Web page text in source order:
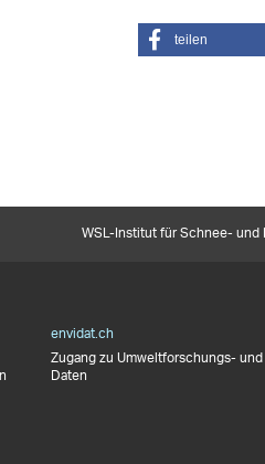
teilen
WSL-Institut für Schnee-
envidat.ch
Zugang zu Umweltforschungs-
Daten